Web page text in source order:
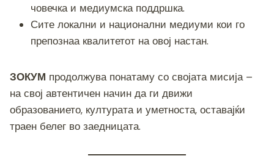
човечка и медиумска поддршка.
Сите локални и национални медиуми кои го
препознаа квалитетот на овој настан.
ЗОКУМ продолжува понатаму со својата мисија –
на свој автентичен начин да ги движи
образованието, културата и уметноста, оставајќи
траен белег во заедницата.